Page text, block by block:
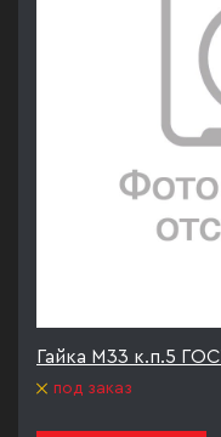
Гайка М33 к.п.5
под заказ